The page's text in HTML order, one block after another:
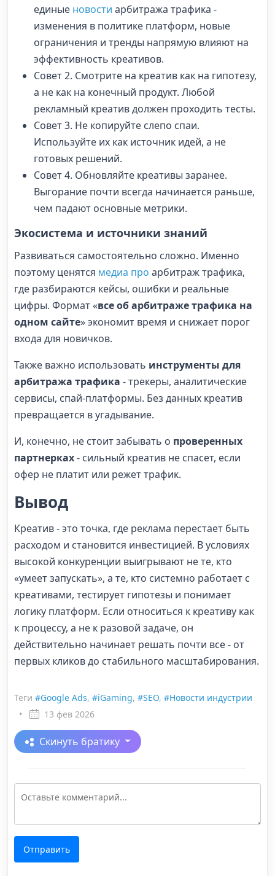
единые новости арбитража трафика -
изменения в политике платформ, новые
ограничения и тренды напрямую влияют на
эффективность креативов.
Совет 2. Смотрите на креатив как на гипотезу,
а не как на конечный продукт. Любой
рекламный креатив должен проходить тесты.
Совет 3. Не копируйте слепо спаи.
Используйте их как источник идей, а не
готовых решений.
Совет 4. Обновляйте креативы заранее.
Выгорание почти всегда начинается раньше,
чем падают основные метрики.
Экосистема и источники знаний
Развиваться самостоятельно сложно. Именно
поэтому ценятся медиа про арбитраж трафика,
где разбираются кейсы, ошибки и реальные
цифры. Формат «все об арбитраже трафика на
одном сайте» экономит время и снижает порог
входа для новичков.
Также важно использовать инструменты для
арбитража трафика - трекеры, аналитические
сервисы, спай-платформы. Без данных креатив
превращается в угадывание.
И, конечно, не стоит забывать о проверенных
партнерках- сильный креатив не спасет, если
офер не платит или режет трафик.
Вывод
Креатив - это точка, где реклама перестает быть
расходом и становится инвестицией. В условиях
высокой конкуренции выигрывают не те, кто
«умеет запускать», а те, кто системно работает с
креативами, тестирует гипотезы и понимает
логику платформ. Если относиться к креативу как
к процессу, а не к разовой задаче, он
действительно начинает решать почти все - от
первых кликов до стабильного масштабирования.
Теги #Google Ads, #iGaming, #SEO, #Новости индустрии
•
13 фев 2026
Скинуть братику
Отправить